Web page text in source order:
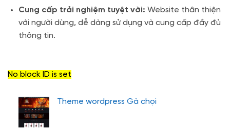
Cung cấp trải nghiệm tuyệt vời: Website thân thiện
với người dùng, dễ dàng sử dụng và cung cấp đầy đủ
thông tin.
No block ID is set
Theme wordpress Gà chọi